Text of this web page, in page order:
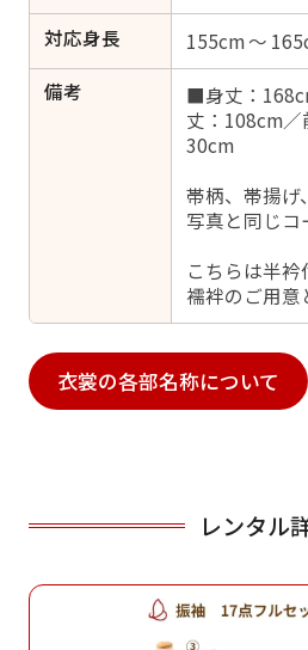
対応身長
155cm ～
備考
■身丈：
丈：108cm／
30cm
帯柄、帯揚げ
写真と同じコ
こちらは半
襦袢のご用意
衣裳の各部名称について
レンタル